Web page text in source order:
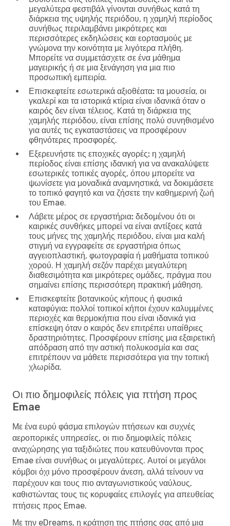
μεγαλύτερα φεστιβάλ γίνονται συνήθως κατά τη
διάρκεια της υψηλής περιόδου, η χαμηλή περίοδος
συνήθως περιλαμβάνει μικρότερες και
περισσότερες εκδηλώσεις και εορτασμούς με
γνώμονα την κοινότητα με λιγότερα πλήθη.
Μπορείτε να συμμετάσχετε σε ένα μάθημα
μαγειρικής ή σε μια ξενάγηση για μια πιο
προσωπική εμπειρία.
Επισκεφτείτε εσωτερικά αξιοθέατα: τα μουσεία, οι
γκαλερί και τα ιστορικά κτίρια είναι ιδανικά όταν ο
καιρός δεν είναι τέλειος. Κατά τη διάρκεια της
χαμηλής περιόδου, είναι επίσης πολύ συνηθισμένο
για αυτές τις εγκαταστάσεις να προσφέρουν
φθηνότερες προσφορές.
Εξερευνήστε τις εποχικές αγορές: η χαμηλή
περίοδος είναι επίσης ιδανική για να ανακαλύψετε
εσωτερικές τοπικές αγορές, όπου μπορείτε να
ψωνίσετε για μοναδικά αναμνηστικά, να δοκιμάσετε
το τοπικό φαγητό και να ζήσετε την καθημερινή ζωή
του Emae.
Λάβετε μέρος σε εργαστήρια: δεδομένου ότι οι
καιρικές συνθήκες μπορεί να είναι αντίξοες κατά
τους μήνες της χαμηλής περιόδου, είναι μια καλή
στιγμή να εγγραφείτε σε εργαστήρια όπως
αγγειοπλαστική, φωτογραφία ή μαθήματα τοπικού
χορού. Η χαμηλή σεζόν παρέχει μεγαλύτερη
διαθεσιμότητα και μικρότερες ομάδες, πράγμα που
σημαίνει επίσης περισσότερη πρακτική μάθηση.
Επισκεφτείτε βοτανικούς κήπους ή φυσικά
καταφύγια: πολλοί τοπικοί κήποι έχουν καλυμμένες
περιοχές και θερμοκήπια που είναι ιδανικά για
επίσκεψη όταν ο καιρός δεν επιτρέπει υπαίθριες
δραστηριότητες. Προσφέρουν επίσης μια εξαιρετική
απόδραση από την αστική πολυκοσμία και σας
επιτρέπουν να μάθετε περισσότερα για την τοπική
χλωρίδα.
Οι πιο δημοφιλείς πόλεις για πτήση προς
Emae
Με ένα ευρύ φάσμα επιλογών πτήσεων και συχνές
αεροπορικές υπηρεσίες, οι πιο δημοφιλείς πόλεις
αναχώρησης για ταξιδιώτες που κατευθύνονται προς
Emae είναι συνήθως οι μεγαλύτερες. Αυτοί οι μεγάλοι
κόμβοι όχι μόνο προσφέρουν άνεση, αλλά τείνουν να
παρέχουν και τους πιο ανταγωνιστικούς ναύλους,
καθιστώντας τους τις κορυφαίες επιλογές για απευθείας
πτήσεις προς Emae.
Με την eDreams, η κράτηση της πτήσης σας από μια